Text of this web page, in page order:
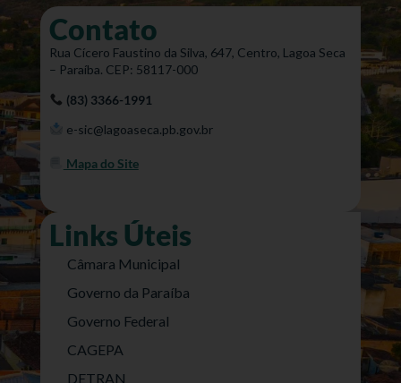
Contato
Rua Cícero Faustino da Silva, 647, Centro, Lagoa Seca
– Paraíba. CEP: 58117-000
(83) 3366-1991
e-sic@lagoaseca.pb.gov.br
Mapa do Site
Links Úteis
Câmara Municipal
Governo da Paraíba
Governo Federal
CAGEPA
DETRAN